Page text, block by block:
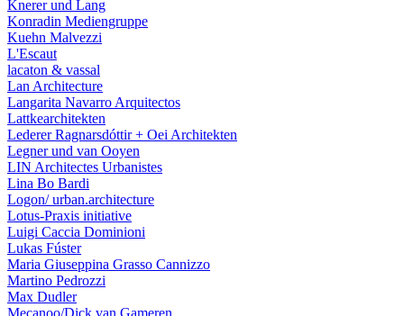
Knerer und Lang
Konradin Mediengruppe
Kuehn Malvezzi
L'Escaut
lacaton & vassal
Lan Architecture
Langarita Navarro Arquitectos
Lattkearchitekten
Lederer Ragnarsdóttir + Oei Architekten
Legner und van Ooyen
LIN Architectes Urbanistes
Lina Bo Bardi
Logon/ urban.architecture
Lotus-Praxis initiative
Luigi Caccia Dominioni
Lukas Fúster
Maria Giuseppina Grasso Cannizzo
Martino Pedrozzi
Max Dudler
Mecanoo/Dick van Gameren